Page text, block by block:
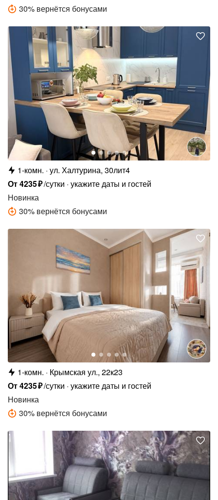
30% вернётся бонусами
1-комн. ул. Халтурина, 30лит4
От4235₽/сутки укажите даты и гостей
Новинка
30% вернётся бонусами
1-комн.
Крымская ул., 22к23
От4235₽/сутки укажите даты и гостей
Новинка
30% вернётся бонусами